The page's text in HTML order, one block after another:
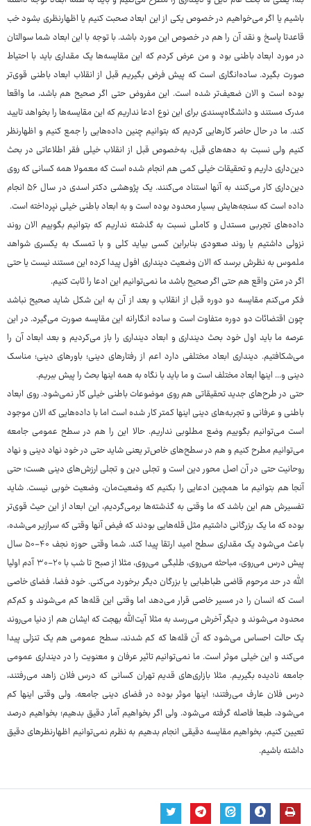
باشیم یا اگر می‌خواهیم در خصوص یکی از این ابعاد صحبت کنیم یا اظهارنظری بشود خب
قاعدتا پاسخ و نقد آن را هم در خصوص این مورد باشد. با توجه با این ابعاد شما سوالتان
در مورد ابعاد باطنی بود و من عرض کردم که این مقایسه‌ها یک مقداری باید با احتیاط
صورت بگیرد. ساده‌انگاری است که پیش فرض بگیریم قبل از انقلاب ابعاد باطنی قوی‌تر
بوده است و الان ضعیف‌تر شده است. این مفروض حتی اگر صحیح هم باشد، ما واقعا
مدرک مستند و دانشگاه‌پسندی برای این نوع ادعا نداریم که این مقایسه‌ها را بخواهد تایید
کند. ما در حال حاضر کارهایی کردیم که بتوانیم چنین داده‌هایی را جمع کنیم و اظهارنظر
کنیم ولی نسبت به دهه‌های قبل، به‌خصوص قبل از انقلاب خیلی فقر اطلاعاتی در بحث
دین‌داری داریم و تحقیقات خیلی کمی هم انجام شده است که معمولا همه کسانی که روی
دین‌داری کار می‌کنند به آنها استناد می‌کنند. یک پژوهشی دکتر اسدی در سال ۵۶ انجام
داده است که سنجه‌هایش بسیار محدود بوده است و به ابعاد باطنی خیلی نپرداخته است.
داده‌های تجربی مستدل و کاملی نسبت به گذشته نداریم که بتوانیم بگوییم الان روند
نزولی داشتیم یا روند صعودی بنابراین کسی بیاید کلی و با تمسک به یکسری شواهد
ملموس به نظرش برسد که الان وضعیت دینداری افول پیدا کرده این مستند نیست یا حتی
اگر در متن واقع هم حتی اگر صحیح باشد ما نمی‌توانیم این ادعا را ثابت کنیم.
فکر می‌کنم مقایسه دو دوره قبل از انقلاب و بعد از آن به این شکل شاید صحیح نباشد
چون اقتضائات دو دوره متفاوت است و ساده انگارانه این مقایسه صورت می‌گیرد. در این
عرصه ما باید اول خود بحث دینداری و ابعاد دینداری را باز می‌کردیم و بعد ابعاد آن را
می‌شکافتیم. دینداری ابعاد مختلفی دارد اعم از رفتارهای دینی؛ باورهای دینی؛ مناسک
دینی و... اینها ابعاد مختلف است و ما باید با نگاه به همه اینها بحث را پیش ببریم.
حتی در طرح‌های جدید تحقیقاتی هم روی موضوعات باطنی خیلی کار نمی‌شود. روی ابعاد
باطنی و عرفانی و تجربه‌های دینی اینها کمتر کار شده است اما با داده‌هایی که الان موجود
است می‌توانیم بگوییم وضع مطلوبی نداریم. حالا این را هم در سطح عمومی جامعه
می‌توانیم مطرح کنیم و هم در سطح‌های خاص‌تر یعنی شاید حتی در خود نهاد دینی و نهاد
روحانیت حتی در آن اصل محور دین است و تجلی دین و تجلی ارزش‌های دینی هست؛ حتی
آنجا هم بتوانیم ما همچین ادعایی را بکنیم که وضعیت‌مان، وضعیت خوبی نیست. شاید
تفسیرش هم این باشد که ما وقتی به گذشته‌ها برمی‌گردیم، این ابعاد از این حیث قوی‌تر
بوده که ما یک بزرگانی داشتیم مثل قله‌هایی بودند که فیض آنها وقتی که سرازیر می‌شده،
باعث می‌شود یک مقداری سطح امید ارتقا پیدا کند. شما وقتی حوزه نجف ۴۰-۵۰ سال
پیش درس می‌روی، مباحثه می‌روی، طلبگی می‌روی، مثلا از صبح تا شب با ۲۰-۳۰ آدم اولیا
الله در حد مرحوم قاضی طباطبایی یا بزرگان دیگر برخورد می‌کنی. خود فضا، فضای خاصی
است که انسان را در مسیر خاصی قرار می‌دهد اما وقتی این قله‌ها کم می‌شوند و کم‌کم
محدود می‌شوند و دیگر آخرش می‌رسد به مثلا آیت‌الله بهجت که ایشان هم از دنیا می‌روند
یک حالت احساس می‌شود که آن قله‌ها که کم شدند، سطح عمومی هم یک تنزلی پیدا
می‌کند و این خیلی موثر است. ما نمی‌توانیم تاثیر عرفان و معنویت را در دینداری عمومی
جامعه نادیده بگیریم. مثلا بازاری‌های قدیم تهران کسانی که درس فلان زاهد می‌رفتند،
درس فلان عارف می‌رفتند؛ اینها موثر بوده در فضای دینی جامعه. ولی وقتی اینها کم
می‌شود، طبعا فاصله گرفته می‌شود. ولی اگر بخواهیم آمار دقیق بدهیم؛ بخواهیم درصد
تعیین کنیم، بخواهیم مقایسه دقیقی انجام بدهیم به نظرم نمی‌توانیم اظهارنظرهای دقیق
داشته باشیم.